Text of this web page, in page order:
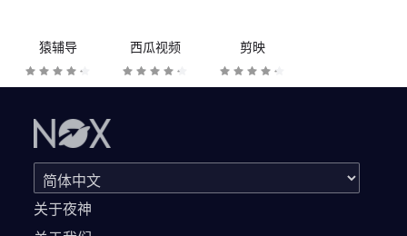
猿辅导 西瓜视频 剪映
关于夜神